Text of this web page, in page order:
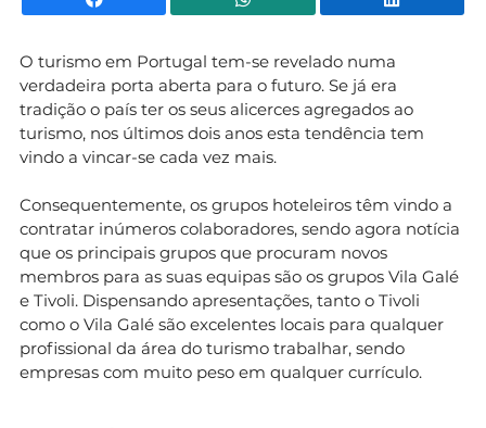
O turismo em Portugal tem-se revelado numa
verdadeira porta aberta para o futuro. Se já era
tradição o país ter os seus alicerces agregados ao
turismo, nos últimos dois anos esta tendência tem
vindo a vincar-se cada vez mais.
Consequentemente, os grupos hoteleiros têm vindo a
contratar inúmeros colaboradores, sendo agora notícia
que os principais grupos que procuram novos
membros para as suas equipas são os grupos Vila Galé
e Tivoli. Dispensando apresentações, tanto o Tivoli
como o Vila Galé são excelentes locais para qualquer
profissional da área do turismo trabalhar, sendo
empresas com muito peso em qualquer currículo.